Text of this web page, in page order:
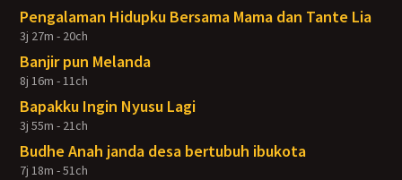
Pengalaman Hidupku Bersama Mama dan Tante Lia
3j 27m - 20ch
Banjir pun Melanda
8j 16m - 11ch
Bapakku Ingin Nyusu Lagi
3j 55m - 21ch
Budhe Anah janda desa bertubuh ibukota
7j 18m - 51ch